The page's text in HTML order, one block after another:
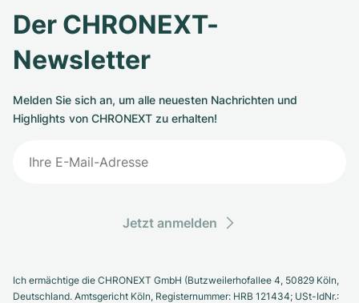
Der CHRONEXT-
Newsletter
Melden Sie sich an, um alle neuesten Nachrichten und
Highlights von CHRONEXT zu erhalten!
Jetzt anmelden
Ich ermächtige die CHRONEXT GmbH (Butzweilerhofallee 4, 50829 Köln,
Deutschland. Amtsgericht Köln, Registernummer: HRB 121434; USt-IdNr.: